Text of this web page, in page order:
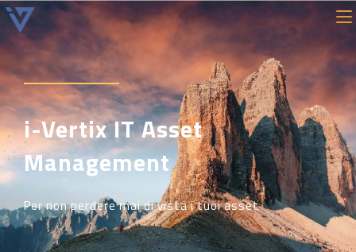
i-Vertix IT Asset
Management
Per non perdere mai di vista i tuoi asset